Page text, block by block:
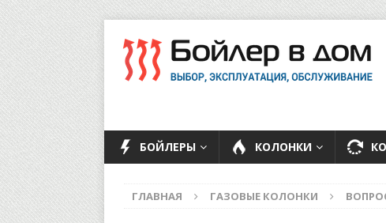
БОЙЛЕРЫ КОЛОНКИ
ГЛАВНАЯ ГАЗОВЫЕ КОЛОНКИ